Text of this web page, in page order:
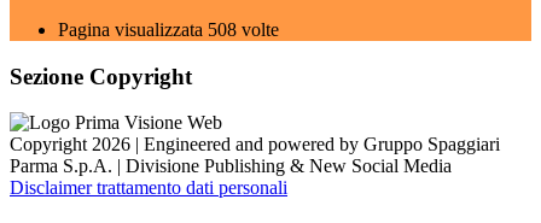
Pagina visualizzata 508 volte
Sezione Copyright
Copyright 2026 | Engineered and powered by Gruppo Spaggiari
Parma S.p.A. | Divisione Publishing & New Social Media
Disclaimer trattamento dati personali